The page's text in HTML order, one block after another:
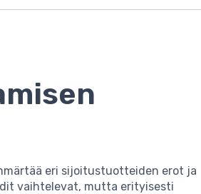
eri sijoitustuotteiden erot ja
vaihtelevat, mutta erityisesti